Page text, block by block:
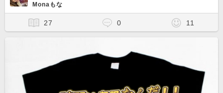
Monaもな
27 0 11